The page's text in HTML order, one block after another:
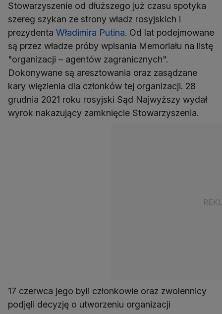
Stowarzyszenie od dłuższego już czasu spotyka
szereg szykan ze strony władz rosyjskich i
prezydenta Władimira Putina. Od lat podejmowane
są przez władze próby wpisania Memoriału na listę
"organizacji – agentów zagranicznych".
Dokonywane są aresztowania oraz zasądzane
kary więzienia dla członków tej organizacji. 28
grudnia 2021 roku rosyjski Sąd Najwyższy wydał
wyrok nakazujący zamknięcie Stowarzyszenia.
17 czerwca jego byli członkowie oraz zwolennicy
podjęli decyzję o utworzeniu organizacji